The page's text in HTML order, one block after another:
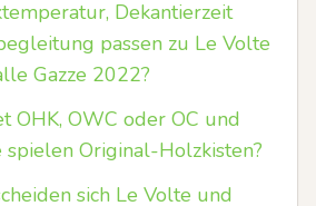
Dekantierzeit
passen zu Le Volte
Gazze 2022?
OHK, OWC oder OC und
Original-Holzkisten?
sich Le Volte und